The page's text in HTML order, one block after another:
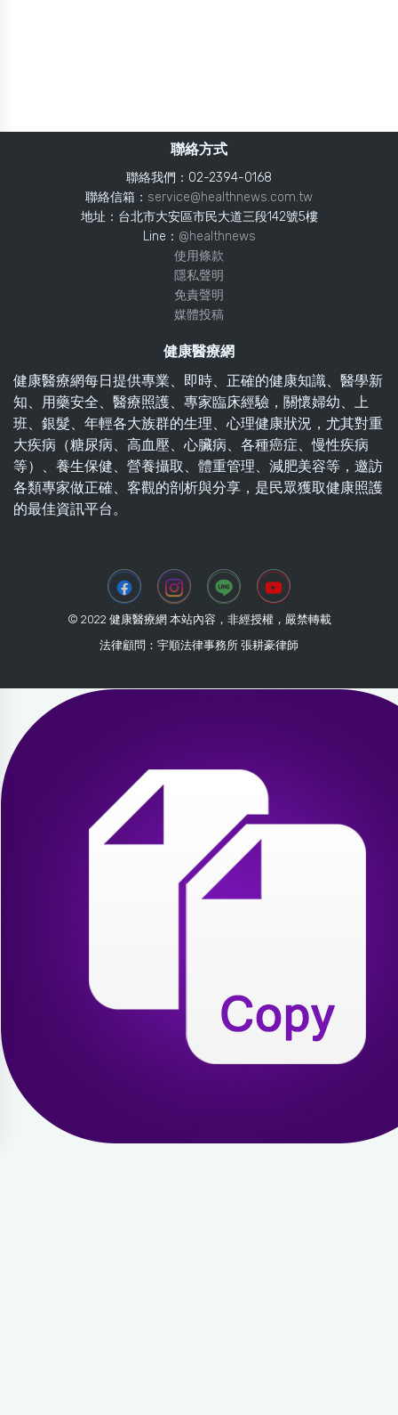
聯絡方式
聯絡我們：02-2394-0168
聯絡信箱： service@healthnews.com.tw
地址：台北市大安區市民大道三段142號5樓
Line： @healthnews
使用條款
隱私聲明
免責聲明
媒體投稿
健康醫療網
健康醫療網每日提供專業、即時、正確的健康知識、醫學新
知、用藥安全、醫療照護、專家臨床經驗，關懷婦幼、上
班、銀髮、年輕各大族群的生理、心理健康狀況，尤其對重
大疾病（糖尿病、高血壓、心臟病、各種癌症、慢性疾病
等）、養生保健、營養攝取、體重管理、減肥美容等，邀訪
各類專家做正確、客觀的剖析與分享，是民眾獲取健康照護
的最佳資訊平台。
© 2022 健康醫療網 本站內容，非經授權，嚴禁轉載
法律顧問：宇順法律事務所 張耕豪律師